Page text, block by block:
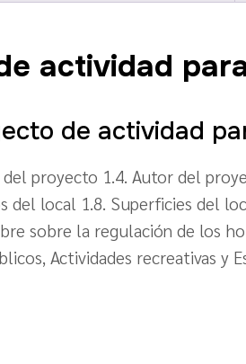
actividad
de actividad
proyecto 1.4. Autor del
local 1.8. Superficies del
sobre la regulación de los
Actividades recreativas